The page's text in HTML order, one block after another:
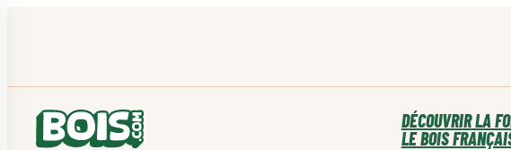
DÉCOUVRIR LA
LE BOIS